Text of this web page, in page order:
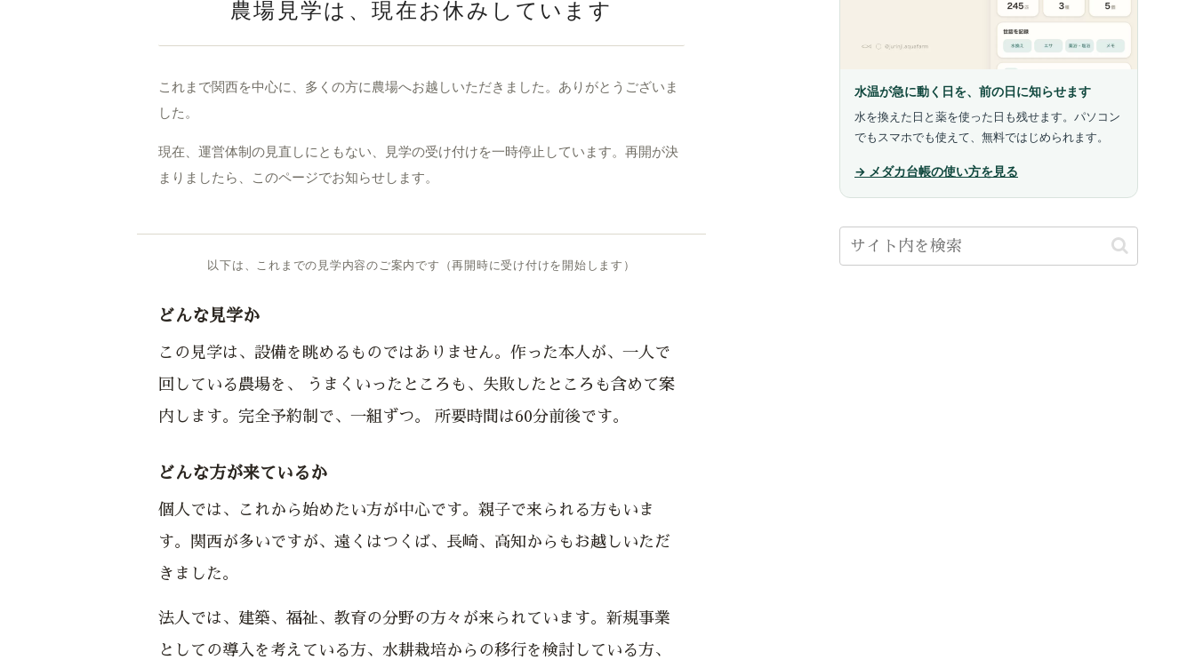
農場見学は、現在お休みしています
これまで関西を中心に、多くの方に農場へお越しいただきました。ありがとうございま
した。
現在、運営体制の見直しにともない、見学の受け付けを一時停止しています。再開が決
まりましたら、このページでお知らせします。
以下は、これまでの見学内容のご案内です（再開時に受け付けを開始します）
どんな見学か
この見学は、設備を眺めるものではありません。作った本人が、一人で
回している農場を、 うまくいったところも、失敗したところも含めて案
内します。完全予約制で、一組ずつ。 所要時間は60分前後です。
どんな方が来ているか
個人では、これから始めたい方が中心です。親子で来られる方もいま
す。関西が多いですが、遠くはつくば、長崎、高知からもお越しいただ
きました。
法人では、建築、福祉、教育の分野の方々が来られています。新規事業
としての導入を考えている方、水耕栽培からの移行を検討している方、
水温が急に動く日を、前の日に知らせます
水を換えた日と薬を使った日も残せます。パソコン
でもスマホでも使えて、無料ではじめられます。
→ メダカ台帳の使い方を見る